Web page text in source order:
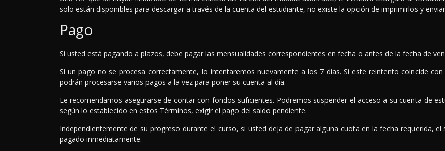
solo están disponibles para descargar a través de la cuenta del estudiante, no existe la opción de imprimirlos y
Pago
Si usted está pagando a plazos, debe pagar las mensualidades correspondientes en fecha o antes de la fecha de
Si un pago no se procesa correctamente, lo intentaremos nuevamente a los 7 días. Si este reintento coincide
podrán procesarse varios pagos a la vez para poner su cuenta al día.
Le recomendamos asegurarse de contar con fondos suficientes. Podremos suspender el acceso a su cuenta de
según lo establecido en estos Términos, exigir el pago del saldo pendiente.
Independientemente de su progreso durante el curso, si usted deja de pagar alguna cuota en la fecha requerida,
pagado inmediatamente.